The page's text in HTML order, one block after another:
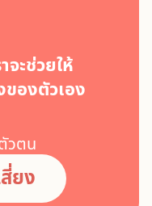
ะช่วยให้
ของตัวเอง
วตน
ยง